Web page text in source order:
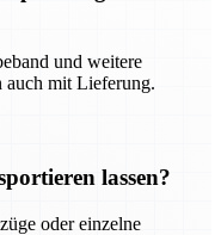
und weitere
auch mit Lieferung.
lassen?
oder einzelne